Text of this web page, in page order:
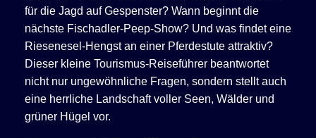
für die Jagd auf Gespenster? Wann beginnt die
nächste Fischadler-Peep-Show? Und was findet eine
Riesenesel-Hengst an einer Pferdestute attraktiv?
Dieser kleine Tourismus-Reiseführer beantwortet
nicht nur ungewöhnliche Fragen, sondern stellt auch
eine herrliche Landschaft voller Seen, Wälder und
grüner Hügel vor.